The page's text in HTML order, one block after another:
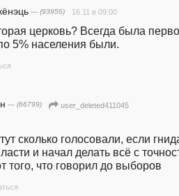
— (93956) 16.11 в 09:00
церковь? Всегда была
5% населения были.
— (66799)
user_deleted411045
сколько голосовали, если
и начал делать всё с
того, что говорил до выборов